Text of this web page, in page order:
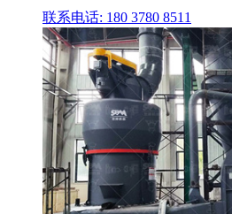
联系电话: 180 3780 8511